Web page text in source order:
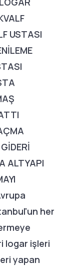
USTASI
ALTYAPI
her
logar işleri
yapan